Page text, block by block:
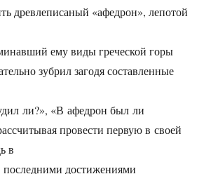
древлеписаный «афедрон», лепотой
ему виды греческой горы
зубрил загодя составленные
ли?», «В афедрон был ли
провести первую в своей
в
последними достижениями